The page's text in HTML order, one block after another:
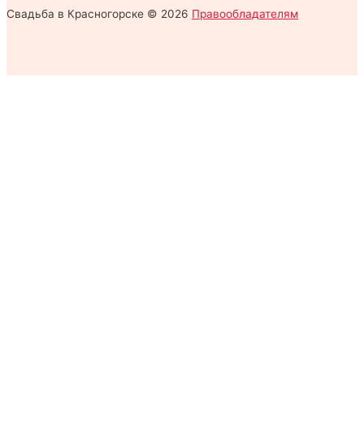
Свадьба в Красногорске © 2026 Правообладателям